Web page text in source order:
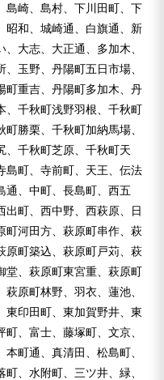
島崎、島村、下川田町、下
昭和、城崎通、白旗通、新
大志、大正通、多加木、
玉野、丹陽町五日市場、
町重吉、丹陽町多加木、丹
、千秋町浅野羽根、千秋町
勝栗、千秋町加納馬場、
、千秋町芝原、千秋町天
島町、寺前町、天王、伝法
通、中町、長島町、西五
出町、西中野、西萩原、日
町河田方、萩原町串作、萩
原町築込、萩原町戸苅、萩
堂、萩原町東宮重、萩原町
原町林野、羽衣、蓮池、
東印田町、東加賀野井、東
、富士、藤塚町、文京、
町通、真清田、松島町、
、水附町、三ツ井、緑、